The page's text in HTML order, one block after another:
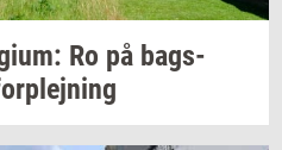
Ro på bags­